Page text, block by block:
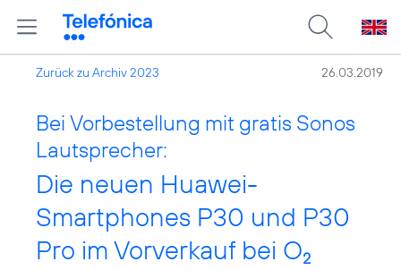
Zurück zu Archiv 2023 26.03.2019
Bei Vorbestellung mit gratis Sonos
Lautsprecher:
Die neuen Huawei-
Smartphones P30 und P30
Pro im Vorverkauf bei O2